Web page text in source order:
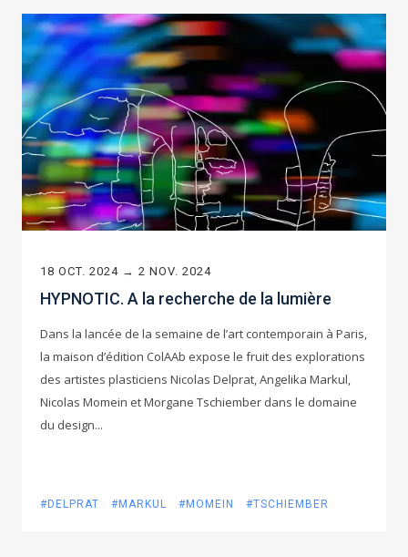
18 OCT. 2024 → 2 NOV. 2024
HYPNOTIC. A la recherche de la lumière
Dans la lancée de la semaine de l’art contemporain à Paris,
la maison d’édition ColAAb expose le fruit des explorations
des artistes plasticiens Nicolas Delprat, Angelika Markul,
Nicolas Momein et Morgane Tschiember dans le domaine
du design...
#DELPRAT #MARKUL #MOMEIN #TSCHIEMBER